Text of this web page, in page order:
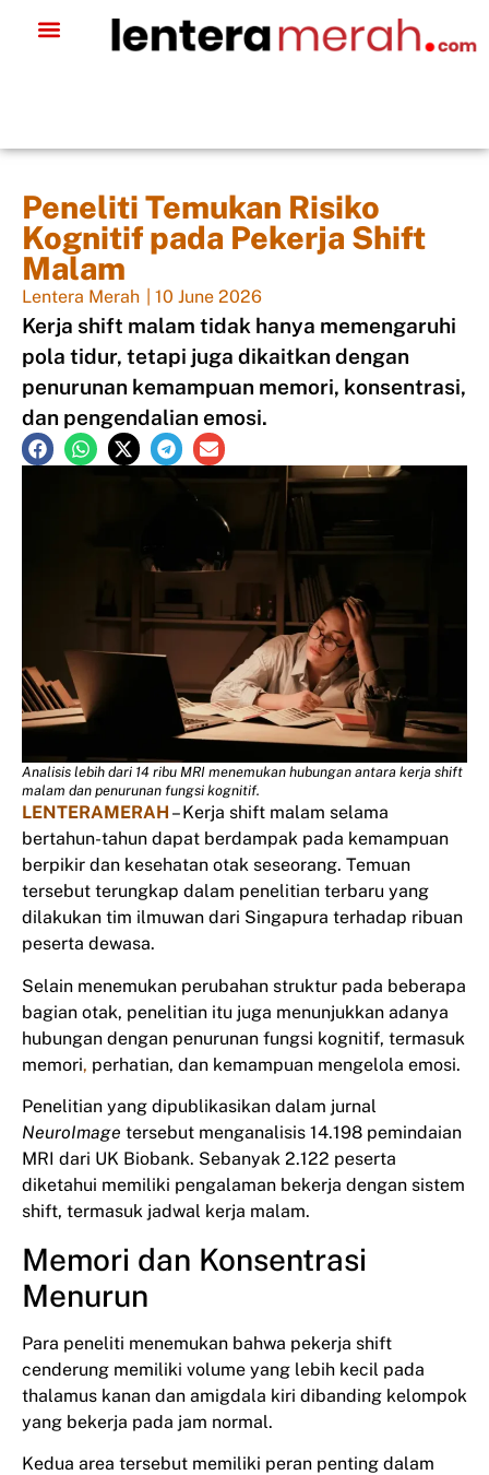
Peneliti Temukan Risiko
Kognitif pada Pekerja Shift
Malam
Lentera Merah 10 June 2026
Kerja shift malam tidak hanya memengaruhi
pola tidur, tetapi juga dikaitkan dengan
penurunan kemampuan memori, konsentrasi,
dan pengendalian emosi.
Analisis lebih dari 14 ribu MRI menemukan hubungan antara kerja shift
malam dan penurunan fungsi kognitif.
LENTERAMERAH – Kerja shift malam selama
bertahun-tahun dapat berdampak pada kemampuan
berpikir dan kesehatan otak seseorang. Temuan
tersebut terungkap dalam penelitian terbaru yang
dilakukan tim ilmuwan dari Singapura terhadap ribuan
peserta dewasa.
Selain menemukan perubahan struktur pada beberapa
bagian otak, penelitian itu juga menunjukkan adanya
hubungan dengan penurunan fungsi kognitif, termasuk
memori, perhatian, dan kemampuan mengelola emosi.
Penelitian yang dipublikasikan dalam jurnal
NeuroImage tersebut menganalisis 14.198 pemindaian
MRI dari UK Biobank. Sebanyak 2.122 peserta
diketahui memiliki pengalaman bekerja dengan sistem
shift, termasuk jadwal kerja malam.
Memori dan Konsentrasi
Menurun
Para peneliti menemukan bahwa pekerja shift
cenderung memiliki volume yang lebih kecil pada
thalamus kanan dan amigdala kiri dibanding kelompok
yang bekerja pada jam normal.
Kedua area tersebut memiliki peran penting dalam